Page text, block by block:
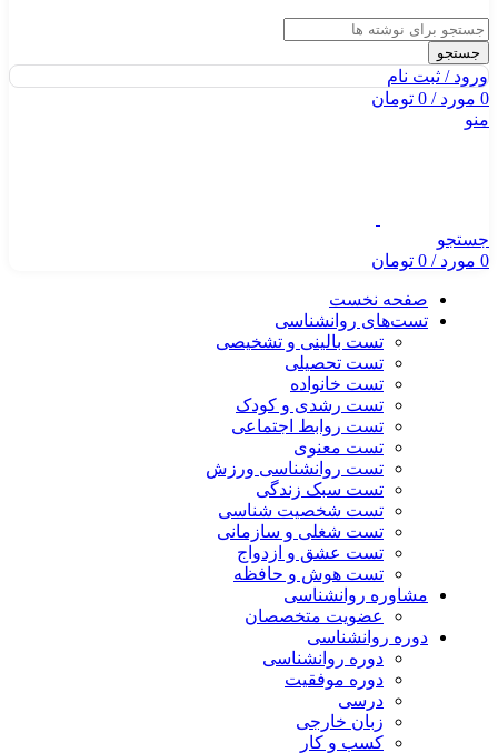
جستجو
ورود / ثبت نام
0 مورد/
0 تومان
منو
جستجو
0 مورد/
0 تومان
صفحه نخست
تست‌های روانشناسی
تست بالینی و تشخیصی
تست تحصیلی
تست خانواده
تست رشدی و کودک
تست روابط اجتماعی
تست معنوی
تست روانشناسی ورزش
تست سبک زندگی
تست شخصیت شناسی
تست شغلی و سازمانی
تست عشق و ازدواج
تست هوش و حافظه
مشاوره روانشناسی
عضویت متخصصان
دوره روانشناسی
دوره روانشناسی
دوره موفقیت
درسی
زبان خارجی
کسب و کار